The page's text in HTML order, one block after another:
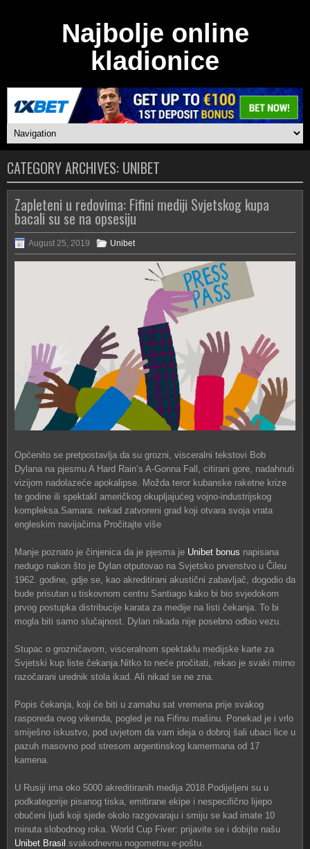
Najbolje online
kladionice
CATEGORY ARCHIVES: UNIBET
Zapleteni u redovima: Fifini mediji Svjetskog kupa
bacali su se na opsesiju
August 25, 2019 Unibet
Općenito se pretpostavlja da su grozni, visceralni tekstovi Bob
Dylana na pjesmu A Hard Rain’s A-Gonna Fall, citirani gore, nadahnuti
vizijom nadolazeće apokalipse. Možda teror kubanske raketne krize
te godine ili spektakl američkog okupljajućeg vojno-industrijskog
kompleksa.Samara: nekad zatvoreni grad koji otvara svoja vrata
engleskim navijačima Pročitajte više
Manje poznato je činjenica da je pjesma je Unibet bonus napisana
nedugo nakon što je Dylan otputovao na Svjetsko prvenstvo u Čileu
1962. godine, gdje se, kao akreditirani akustični zabavljač, dogodio da
bude prisutan u tiskovnom centru Santiago kako bi bio svjedokom
prvog postupka distribucije karata za medije na listi čekanja. To bi
mogla biti samo slučajnost. Dylan nikada nije posebno odbio vezu.
Stupac o grozničavom, visceralnom spektaklu medijske karte za
Svjetski kup liste čekanja.Nitko to neće pročitati, rekao je svaki mirno
razočarani urednik stola ikad. Ali nikad se ne zna.
Popis čekanja, koji će biti u zamahu sat vremena prije svakog
rasporeda ovog vikenda, pogled je na Fifinu mašinu. Ponekad je i vrlo
smiješno iskustvo, pod uvjetom da vam ideja o dobroj šali ubaci lice u
pazuh masovno pod stresom argentinskog kamermana od 17
kamena.
U Rusiji ima oko 5000 akreditiranih medija 2018.Podijeljeni su u
podkategorije pisanog tiska, emitirane ekipe i nespecifično lijepo
obučeni ljudi koji sjede okolo razgovaraju i smiju se kad imate 10
minuta slobodnog roka. World Cup Fiver: prijavite se i dobijte našu
Unibet Brasil svakodnevnu nogometnu e-poštu.